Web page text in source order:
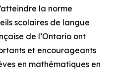
la norme
scolaires de langue
de l’Ontario ont
et encourageants
en mathématiques en